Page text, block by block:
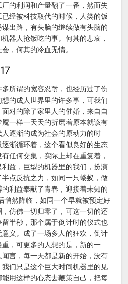
的利润和产量翻了一番，然而失
经被科技取代的时候，人类的饭
出路，有头脑的继续做有头脑的
器人抢饭吃的事。何其的悲哀，
，何其的冷血无情。
所谓的宽容忍耐，也经历过了伤
的成人世界里的许多事，可我们
对的除了家里人的催婚，来自自
一样一天天的折磨着原本就该有
逐渐的成为社会的原动力的时
渐循环着，这个看似良好的生态
任何交集，实际上却在重复着，
益，巨型的机器里的我们，扮演
点反抗之力，如同一只蝼蚁，做
利益奉献了青春，迎接着未知的
悄然降临，如同一个早就被预定好
仿佛一切归零了，可这一切的还
半秒，那个属于倒计时的仪式也
义。成了一场多人的狂欢，倒计
，可更多的人想的是，新的一
言，每一天都是新的开始，没有
们只是这个巨大时间机器里的见
用这样的心态去鞭策自己，把每